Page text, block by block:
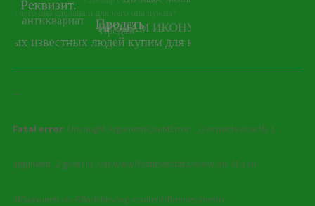
—
Fatal error: Uncaught ArgumentCountError: _() expects exactly 1
argument, 2 given in /var/www/fastuser/data/www/xn--l1a.xn-
-80aaxuneh.xn--80adxhks/wp-content/themes/metro-